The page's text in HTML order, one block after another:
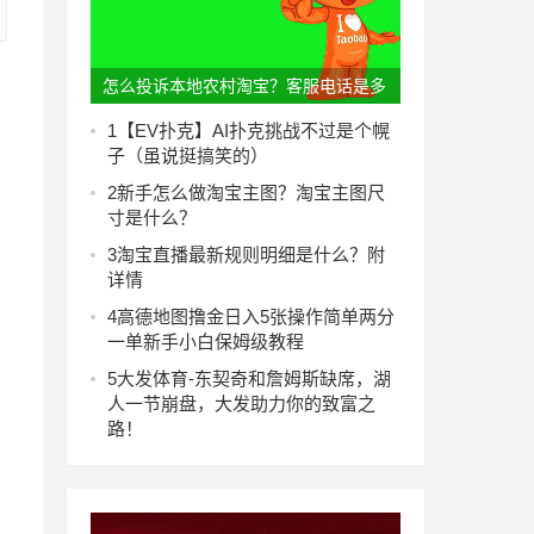
怎么投诉本地农村淘宝？客服电话是多
少？
1 【EV扑克】AI扑克挑战不过是个幌
子（虽说挺搞笑的）
2新手怎么做淘宝主图？淘宝主图尺
寸是什么？
3淘宝直播最新规则明细是什么？附
详情
4高德地图撸金日入5张操作简单两分
一单新手小白保姆级教程
5大发体育-东契奇和詹姆斯缺席，湖
人一节崩盘，大发助力你的致富之
路！